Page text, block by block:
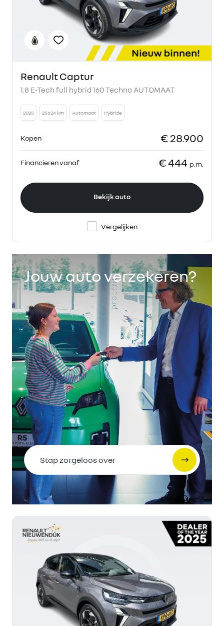
Renault Captur
1.8 E-Tech full hybrid 160 Techno AUTOMAAT
2025 25624 km Automaat Hybride
Kopen € 28.900
Financieren vanaf € 444 p.m.
Bekijk auto
Vergelijken
Jouw auto verzekeren?
Stap zorgeloos over